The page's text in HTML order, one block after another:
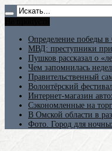
Определение победы
МВД: преступники
Пушков рассказал о
Чем запомнилась
Правительственный
Волонтёрский
Интернет-магазин
Сэкономленные на
В Омской области в
Фото. Город для